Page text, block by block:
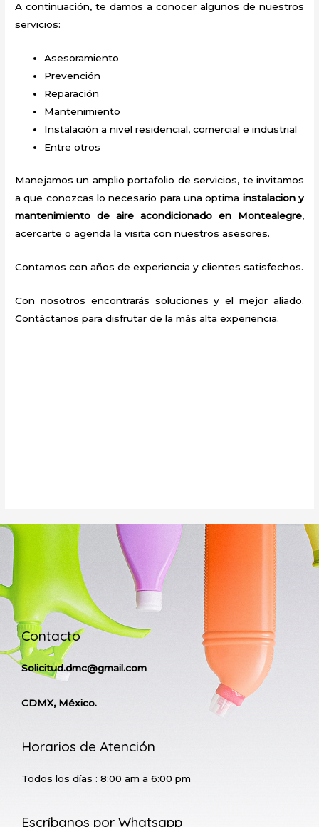
A continuación, te damos a conocer algunos de nuestros
servicios:
Asesoramiento
Prevención
Reparación
Mantenimiento
Instalación a nivel residencial, comercial e industrial
Entre otros
Manejamos un amplio portafolio de servicios, te invitamos
a que conozcas lo necesario para una optima instalacion y
mantenimiento de aire acondicionado en Montealegre,
acercarte o agenda la visita con nuestros asesores.
Contamos con años de experiencia y clientes satisfechos.
Con nosotros encontrarás soluciones y el mejor aliado.
Contáctanos para disfrutar de la más alta experiencia.
Contacto
Solicitud.dmc@gmail.com
CDMX, México.
Horarios de Atención
Todos los días : 8:00 am a 6:00 pm
Escríbanos por Whatsapp